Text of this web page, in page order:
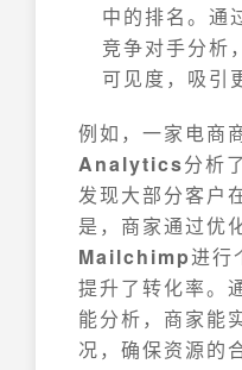
中的排名。通
竞争对手分析
可见度，吸引
例如，一家电商
Analytics分析
发现大部分客户
是，商家通过优
Mailchimp进行
提升了转化率。
能分析，商家能
况，确保资源的